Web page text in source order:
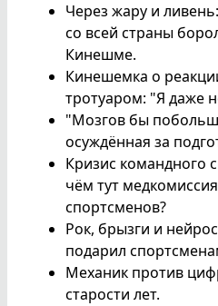
Через жару и
со всей страны
Кинешме.
Кинешемка о
тротуаром: "Я даже
"Мозгов бы
осуждённая за
Кризис командного
чём тут
спортсменов?
Рок, брызги и
подарил
Механик против
старости лет.